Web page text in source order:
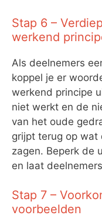
Stap 6 –
werkend
Als deelnemers
koppel je er
werkend principe
niet werkt en de
van het oude
grijpt terug op wat
zagen. Beperk de
en laat
Stap 7 –
voorbeelden